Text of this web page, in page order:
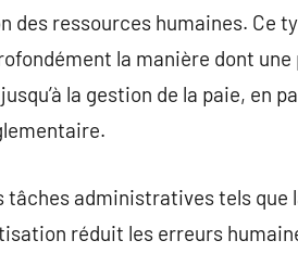
des ressources humaines. Ce
la manière dont
la gestion de la paie, en
tâches administratives tels que
réduit les erreurs